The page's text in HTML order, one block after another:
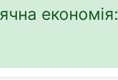
економія: